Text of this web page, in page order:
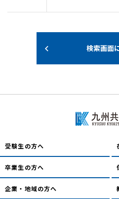
検索画面
受験生の方へ
卒業生の方へ
企業・地域の方へ